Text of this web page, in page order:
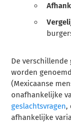
De
worden
(Mexicaanse
onafhankelijke
geslachtsvragen,
afhankelijke